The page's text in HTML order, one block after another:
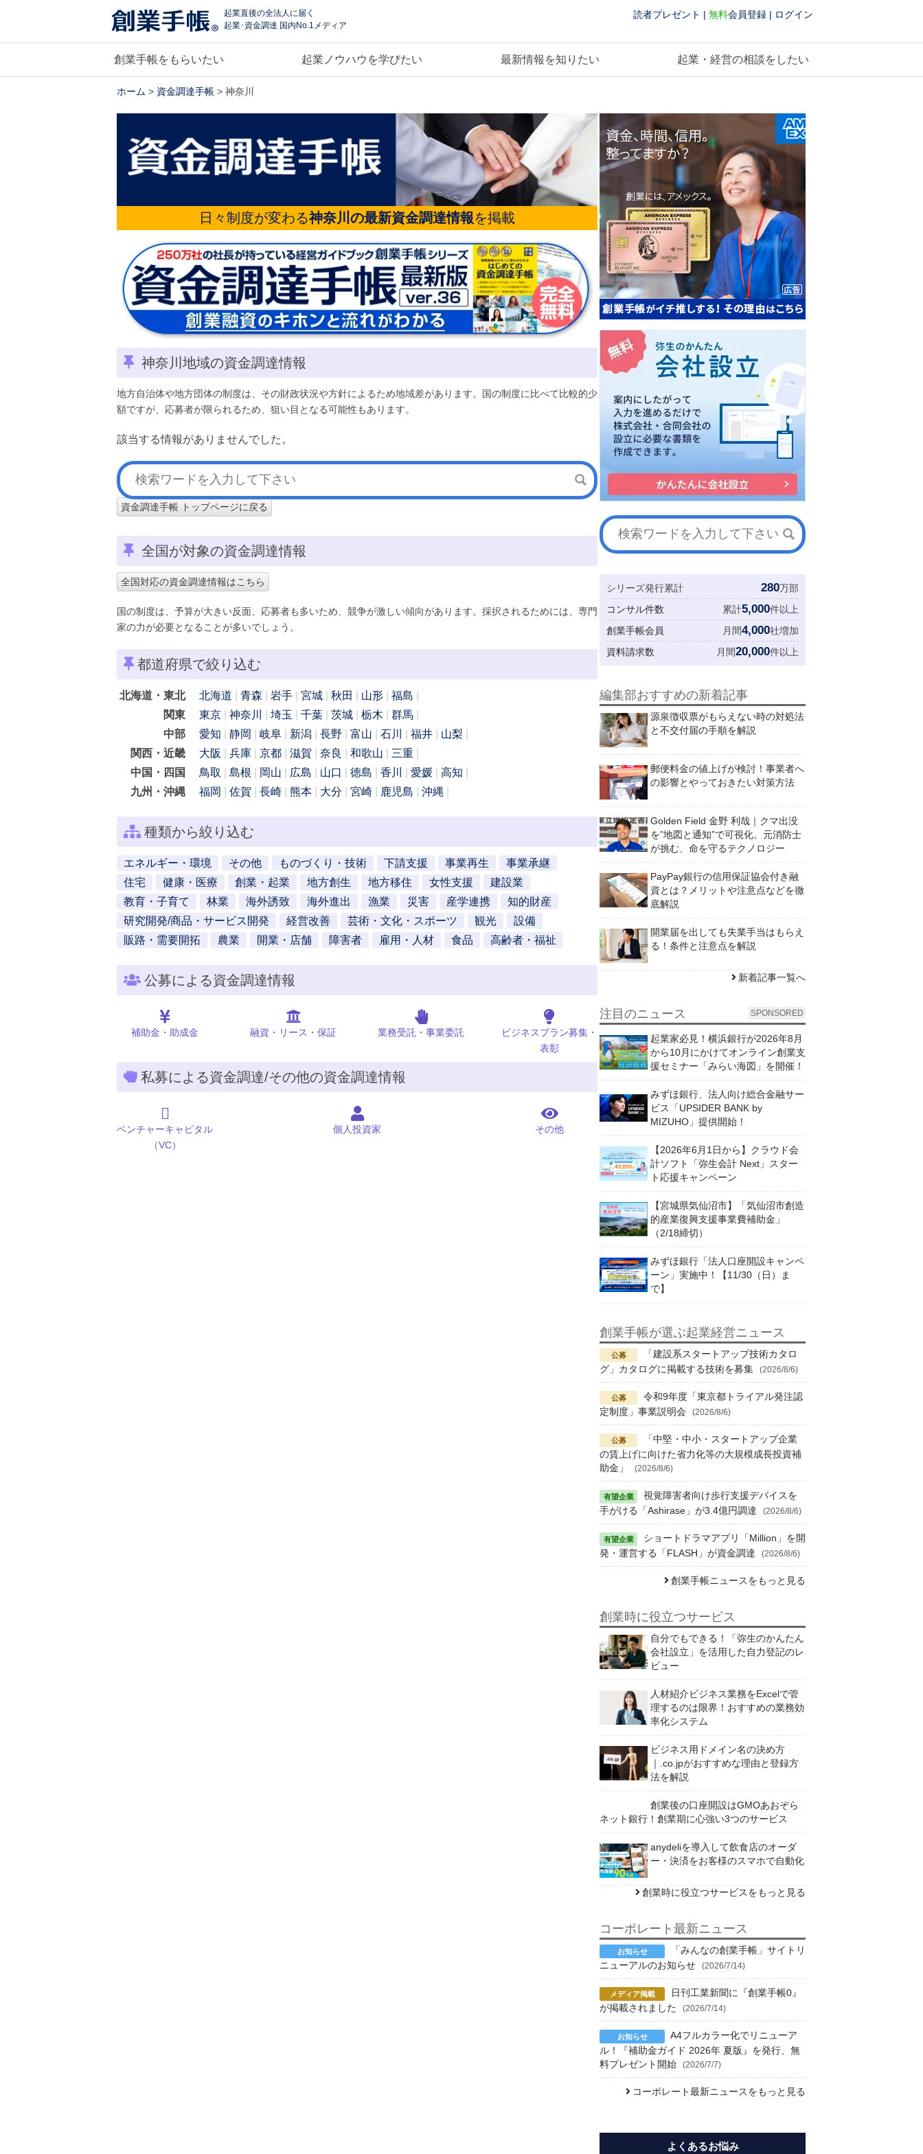
起業直後の全法人に届く
起業･資金調達 国内No.1メディア
読者プレゼント | 無料会員登録 | ログイン
創業手帳をもらいたい 起業ノウハウを学びたい 最新情報を知りたい 起業・経営の相談をしたい
ホーム > 資金調達手帳 > 神奈川
日々制度が変わる神奈川の最新資金調達情報を掲載
神奈川地域の資金調達情報
地方自治体や地方団体の制度は、その財政状況や方針によるため地域差があります。国の制度に比べて比較的少
額ですが、応募者が限られるため、狙い目となる可能性もあります。
該当する情報がありませんでした。
資金調達手帳 トップページに戻る
全国が対象の資金調達情報
全国対応の資金調達情報はこちら
国の制度は、予算が大きい反面、応募者も多いため、競争が激しい傾向があります。採択されるためには、専門
家の力が必要となることが多いでしょう。
都道府県で絞り込む
北海道・東北 北海道 青森 岩手 宮城 秋田 山形
福島
関東
東京 神奈川 埼玉 千葉 茨城 栃木
群馬
中部
愛知 静岡 岐阜 新潟 長野 富山 石川 福井
山梨
関西・近畿
大阪 兵庫 京都 滋賀 奈良 和歌山
三重
中国・四国
鳥取 島根 岡山 広島 山口 徳島 香川 愛媛
高知
九州・沖縄
福岡 佐賀 長崎 熊本 大分 宮崎 鹿児島 沖縄
種類から絞り込む
エネルギー・環境 その他 ものづくり・技術 下請支援 事業再生
事業承継
住宅
健康・医療 創業・起業 地方創生 地方移住 女性支援
建設業
教育・子育て
林業 海外誘致 海外進出 漁業 災害 産学連携
知的財産
研究開発/商品・サービス開発
経営改善 芸術・文化・スポーツ 観光
設備
販路・需要開拓
農業 開業・店舗 障害者 雇用・人材 食品 高齢者・福祉
公募による資金調達情報
補助金・助成金 融資・リース・保証 業務受託・事業委託
ビジネスプラン募集・
表彰
私募による資金調達/その他の資金調達情報
ベンチャーキャピタル
（VC）
個人投資家 その他
シリーズ発行累計 280万部
コンサル件数
累計5,000件以上
創業手帳会員
月間4,000社増加
資料請求数
月間20,000件以上
編集部おすすめの新着記事
源泉徴収票がもらえない時の対処法
と不交付届の手順を解説
郵便料金の値上げが検討！事業者へ
の影響とやっておきたい対策方法
Golden Field 金野 利哉｜クマ出没
を”地図と通知”で可視化。元消防士
が挑む、命を守るテクノロジー
PayPay銀行の信用保証協会付き融
資とは？メリットや注意点などを徹
底解説
開業届を出しても失業手当はもらえ
る！条件と注意点を解説
新着記事一覧へ
注目のニュース SPONSORED
起業家必見！横浜銀行が2026年8月
から10月にかけてオンライン創業支
援セミナー「みらい海図」を開催！
みずほ銀行、法人向け総合金融サー
ビス「UPSIDER BANK by
MIZUHO」提供開始！
【2026年6月1日から】クラウド会
計ソフト「弥生会計 Next」スター
ト応援キャンペーン
【宮城県気仙沼市】「気仙沼市創造
的産業復興支援事業費補助金」
（2/18締切）
みずほ銀行「法人口座開設キャンペ
ーン」実施中！【11/30（日）ま
で】
創業手帳が選ぶ起業経営ニュース
「建設系スタートアップ技術カタロ
グ」カタログに掲載する技術を募集
(2026/8/6)
令和9年度「東京都トライアル発注認
定制度」事業説明会
(2026/8/6)
「中堅・中小・スタートアップ企業
の賃上げに向けた省力化等の大規模成長投資補
助金」
(2026/8/6)
視覚障害者向け歩行支援デバイスを
手がける「Ashirase」が3.4億円調達
(2026/8/6)
ショートドラマアプリ「Million」を開
発・運営する「FLASH」が資金調達
(2026/8/6)
創業手帳ニュースをもっと見る
創業時に役立つサービス
自分でもできる！「弥生のかんたん
会社設立」を活用した自力登記のレ
ビュー
人材紹介ビジネス業務をExcelで管
理するのは限界！おすすめの業務効
率化システム
ビジネス用ドメイン名の決め方
｜.co.jpがおすすめな理由と登録方
法を解説
創業後の口座開設はGMOあおぞら
ネット銀行！創業期に心強い3つのサービス
anydeliを導入して飲食店のオーダ
ー・決済をお客様のスマホで自動化
創業時に役立つサービスをもっと見る
コーポレート最新ニュース
「みんなの創業手帳」サイトリ
ニューアルのお知らせ
(2026/7/14)
日刊工業新聞に『創業手帳0』
が掲載されました
(2026/7/14)
A4フルカラー化でリニューア
ル！『補助金ガイド 2026年 夏版』を発行、無
料プレゼント開始
(2026/7/7)
コーポレート最新ニュースをもっと見る
よくあるお悩み